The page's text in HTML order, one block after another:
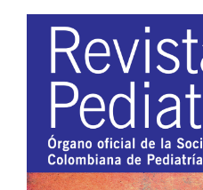
Barra
lateral
del
artículo